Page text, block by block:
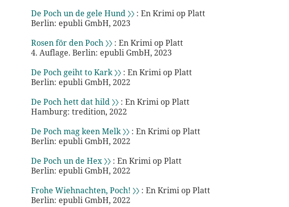
De Poch un de gele Hund 〉〉 : En Krimi op Platt
Berlin: epubli GmbH, 2023
Rosen för den Poch 〉〉 : En Krimi op Platt
4. Auflage. Berlin: epubli GmbH, 2023
De Poch geiht to Kark 〉〉 : En Krimi op Platt
Berlin: epubli GmbH, 2022
De Poch hett dat hild 〉〉 : En Krimi op Platt
Hamburg: tredition, 2022
De Poch mag keen Melk 〉〉 : En Krimi op Platt
Berlin: epubli GmbH, 2022
De Poch un de Hex 〉〉 : En Krimi op Platt
Berlin: epubli GmbH, 2022
Frohe Wiehnachten, Poch! 〉〉 : En Krimi op Platt
Berlin: epubli GmbH, 2022